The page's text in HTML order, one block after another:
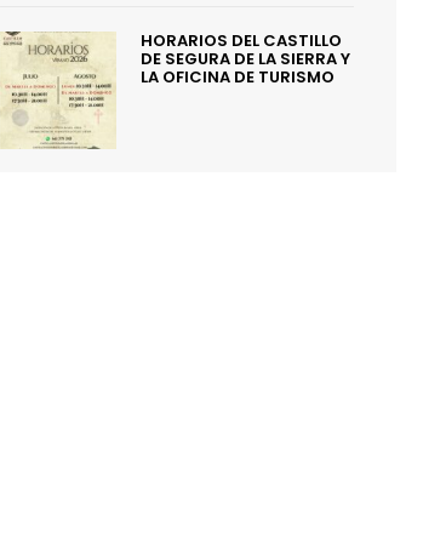
HORARIOS DEL CASTILLO
DE SEGURA DE LA SIERRA Y
LA OFICINA DE TURISMO